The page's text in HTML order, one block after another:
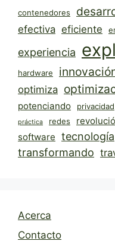
contenedores
efectiva eficiente
experiencia
hardware
optimiza
potenciando privacidad
práctica redes
software tecnología
transformando
Acerca
Contacto